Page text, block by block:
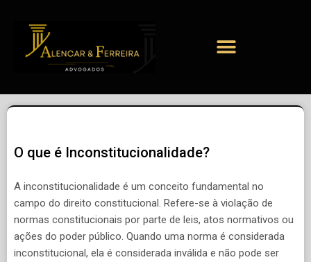
O que é Inconstitucionalidade?
A inconstitucionalidade é um conceito fundamental no
campo do direito constitucional. Refere-se à violação de
normas constitucionais por parte de leis, atos normativos ou
ações do poder público. Quando uma norma é considerada
inconstitucional, ela é considerada inválida e não pode ser